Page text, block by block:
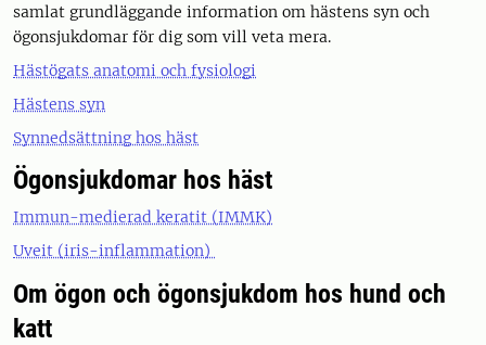
samlat grundläggande information om hästens syn och
ögonsjukdomar för dig som vill veta mera.
Hästögats anatomi och fysiologi
Hästens syn
Synnedsättning hos häst
Ögonsjukdomar hos häst
Immun-medierad keratit (IMMK)
Uveit (iris-inflammation)
Om ögon och ögonsjukdom hos hund och
katt